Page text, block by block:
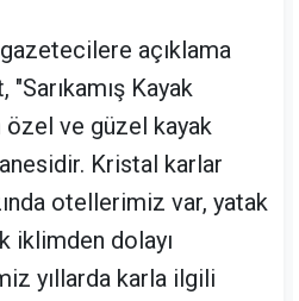
gazetecilere açıklama
Kayak
özel ve güzel kayak
Kristal karlar
otellerimiz var, yatak
iklimden dolayı
yıllarda karla ilgili